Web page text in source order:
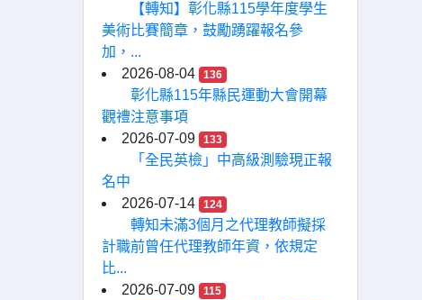
【轉知】彰化縣115學年度學生
美術比賽簡章，鼓勵踴躍報名參
加，...
2026-08-04
136
彰化縣115年縣民運動大會開幕
觀禮注意事項
2026-07-09
133
「全民英檢」中高級測驗現正報
名中
2026-07-14
124
轉知未滿3個月之代理教師擬採
計職前曾任代理教師年資，依規定
比...
2026-07-09
115